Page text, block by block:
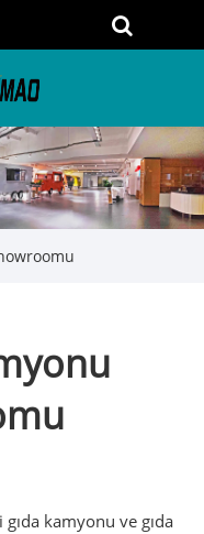
kamyonu ve gıda